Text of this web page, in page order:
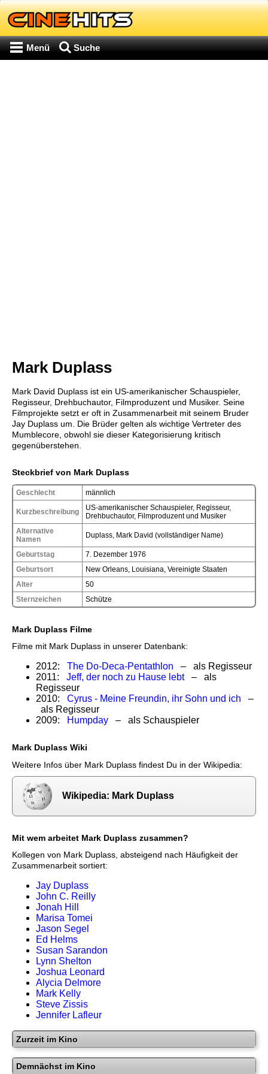
Menü Suche
Mark Duplass
Mark David Duplass ist ein US-amerikanischer Schauspieler,
Regisseur, Drehbuchautor, Filmproduzent und Musiker. Seine
Filmprojekte setzt er oft in Zusammenarbeit mit seinem Bruder
Jay Duplass um. Die Brüder gelten als wichtige Vertreter des
Mumblecore, obwohl sie dieser Kategorisierung kritisch
gegenüberstehen.
Steckbrief von Mark Duplass
Geschlecht männlich
Kurzbeschreibung
US-amerikanischer Schauspieler, Regisseur,
Drehbuchautor, Filmproduzent und Musiker
Alternative
Namen
Duplass, Mark David (vollständiger Name)
Geburtstag
7. Dezember 1976
Geburtsort
New Orleans, Louisiana, Vereinigte Staaten
Alter
50
Sternzeichen
Schütze
Mark Duplass Filme
Filme mit Mark Duplass in unserer Datenbank:
2012: The Do-Deca-Pentathlon – als Regisseur
2011: Jeff, der noch zu Hause lebt– als
Regisseur
2010: Cyrus - Meine Freundin, ihr Sohn und ich –
als Regisseur
2009:
Humpday – als Schauspieler
Mark Duplass Wiki
Weitere Infos über Mark Duplass findest Du in der Wikipedia:
Wikipedia: Mark Duplass
Mit wem arbeitet Mark Duplass zusammen?
Kollegen von Mark Duplass, absteigend nach Häufigkeit der
Zusammenarbeit sortiert:
Jay Duplass
John C. Reilly
Jonah Hill
Marisa Tomei
Jason Segel
Ed Helms
Susan Sarandon
Lynn Shelton
Joshua Leonard
Alycia Delmore
Mark Kelly
Steve Zissis
Jennifer Lafleur
Zurzeit im Kino
Demnächst im Kino